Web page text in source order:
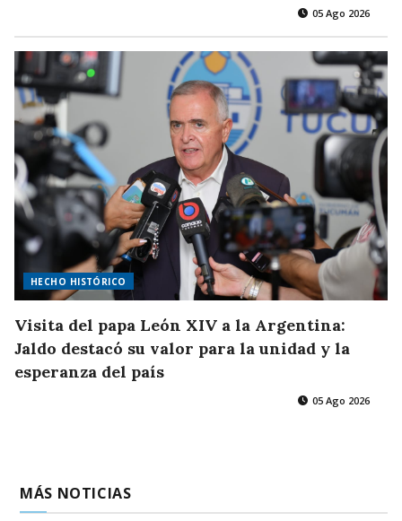
05 Ago 2026
HECHO HISTÓRICO
Visita del papa León XIV a la Argentina:
Jaldo destacó su valor para la unidad y la
esperanza del país
05 Ago 2026
MÁS NOTICIAS